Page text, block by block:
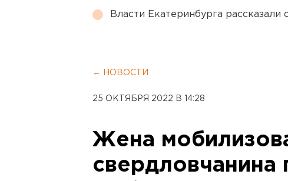
Власти Екатеринбурга
← НОВОСТИ
25 ОКТЯБРЯ 2022 В 14:28
Жена
свердловчанина